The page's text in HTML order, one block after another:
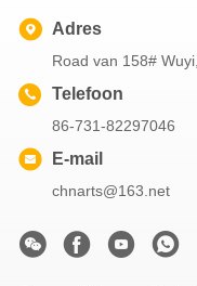
Adres
Road van 158#
Telefoon
86-731-82297046
E-mail
chnarts@163.net